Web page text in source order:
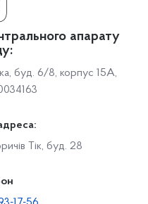
апарату
буд. 6/8, корпус 15А,
Тік, буд. 28